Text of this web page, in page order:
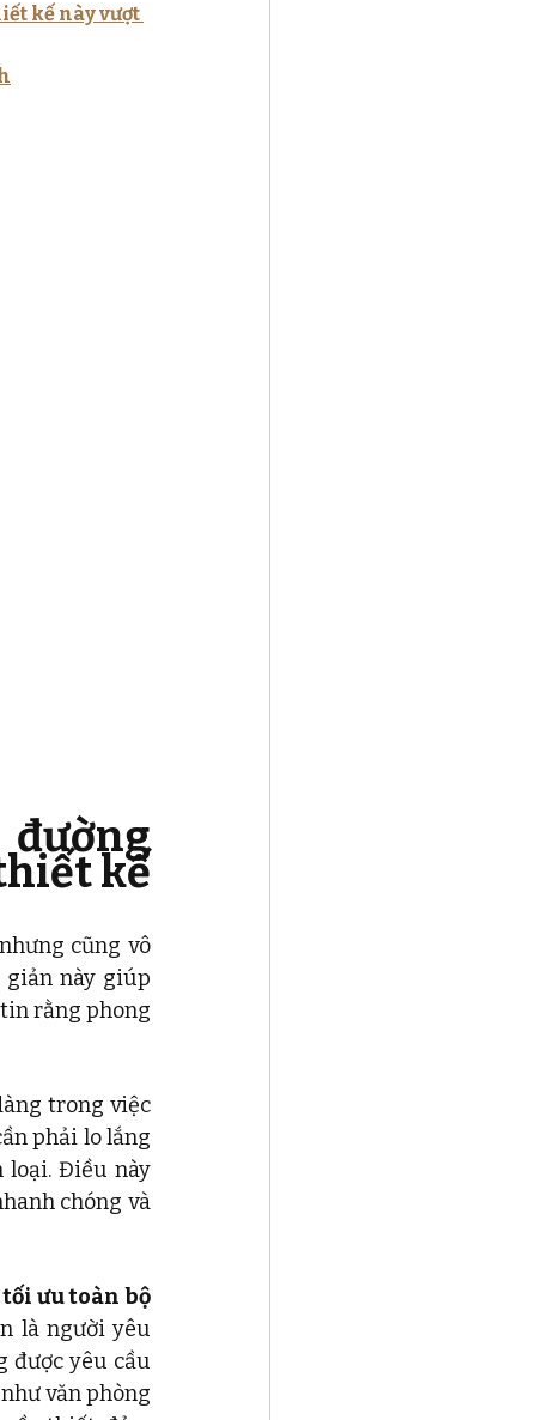
kế này vượt
kế
cũng vô
giản này giúp
rằng phong
trong việc
phải lo lắng
loại. Điều này
chóng và
tối ưu toàn bộ
là người yêu
được yêu cầu
văn phòng